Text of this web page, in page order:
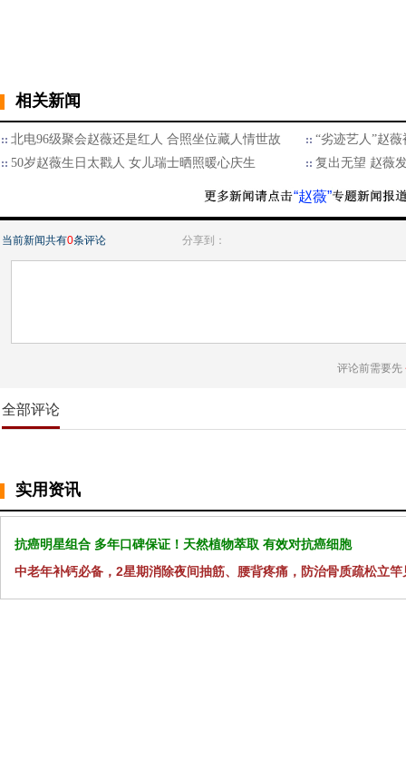
相关新闻
北电96级聚会赵薇还是红人 合照坐位藏人情世故
“劣迹艺人”赵
50岁赵薇生日太戳人 女儿瑞士晒照暖心庆生
复出无望 赵薇
“赵薇”
当前新闻共有0条评论 分享到：
评论前需要先
全部评论
实用资讯
抗癌明星组合 多年口碑保证！天然植物萃取 有效对抗癌细胞
中老年补钙必备，2星期消除夜间抽筋、腰背疼痛，防治骨质疏松立竿